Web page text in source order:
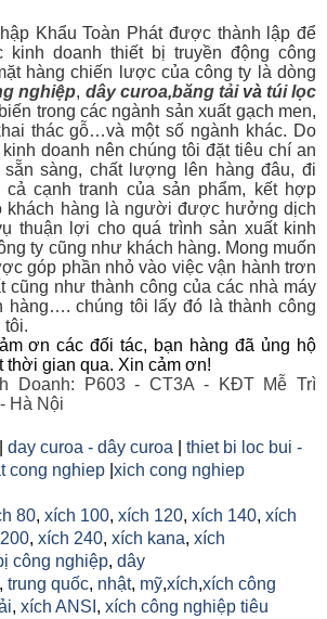
Khẩu Toàn Phát được thành lập để
kinh doanh thiết bị truyền động công
hàng chiến lược của công ty là dòng
nghiệp, dây curoa,băng tảivàtúi lọc
trong các ngành sản xuất gạch men,
thác gỗ…và một số ngành khác. Do
doanh nên chúng tôi đặt tiêu chí an
sẵn sàng, chất lượng lên hàng đâu, đi
cạnh tranh của sản phẩm, kết hợp
khách hàng là người được hưởng dịch
thuận lợi cho quá trình sản xuất kinh
ty cũng như khách hàng. Mong muốn
góp phần nhỏ vào việc vận hành trơn
cũng như thành công của các nhà máy
hàng…. chúng tôi lấy đó là thành công
tôi.
ơn các đối tác, bạn hàng đã ủng hộ
thời gian qua. Xin cảm ơn!
Doanh: P603 - CT3A - KĐT Mễ Trì
Hà Nội
day curoa - dây curoa
thiet bi loc bui -
cong nghiep xich cong nghiep
80, xích 100, xích 120, xích 140, xích
, xích 240, xích kana, xích
công nghiệp, dây
, trung quốc, nhật, mỹ,xích,xích công
, xích ANSI , xích công nghiệp tiêu